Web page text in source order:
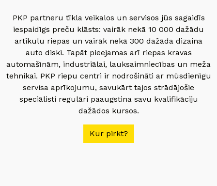
PKP partneru tīkla veikalos un servisos jūs sagaidīs
iespaidīgs preču klāsts: vairāk nekā 10 000 dažādu
artikulu riepas un vairāk nekā 300 dažāda dizaina
auto diski. Tapāt pieejamas arī riepas kravas
automašīnām, industriālai, lauksaimniecības un meža
tehnikai. PKP riepu centri ir nodrošināti ar mūsdienīgu
servisa aprīkojumu, savukārt tajos strādājošie
speciālisti regulāri paaugstina savu kvalifikāciju
dažādos kursos.
Kur pirkt?